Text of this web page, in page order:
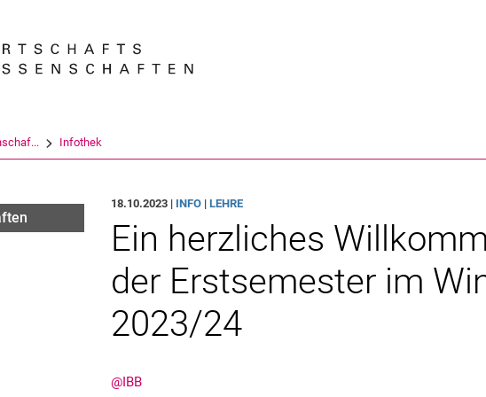
Infothek
18.10.2023 | INFO |LEHRE
Ein herzliches
der Erstsemester im
2023/24
@IBB